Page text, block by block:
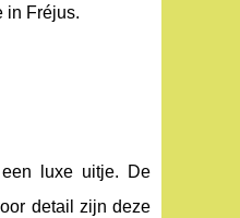
in Fréjus.
een luxe uitje. De
detail zijn deze